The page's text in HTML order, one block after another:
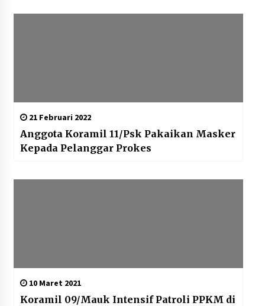
21 Februari 2022
Anggota Koramil 11/Psk Pakaikan Masker
Kepada Pelanggar Prokes
10 Maret 2021
Koramil 09/Mauk Intensif Patroli PPKM di